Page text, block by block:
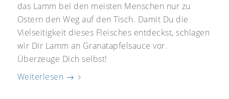
das Lamm bei den meisten Menschen nur zu
Ostern den Weg auf den Tisch. Damit Du die
Vielseitigkeit dieses Fleisches entdeckst, schlagen
wir Dir Lamm an Granatapfelsauce vor.
Überzeuge Dich selbst!
Weiterlesen →